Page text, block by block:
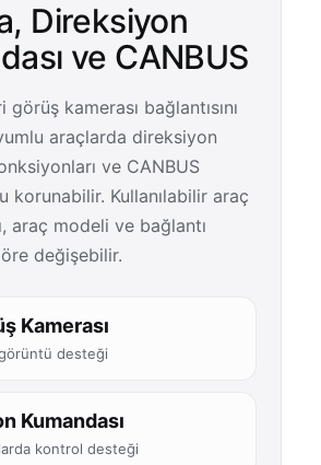
Direksiyon
ve CANBUS
kamerası bağlantısını
araçlarda direksiyon
ve CANBUS
korunabilir. Kullanılabilir araç
araç modeli ve bağlantı
değişebilir.
Kamerası
desteği
Kumandası
kontrol desteği